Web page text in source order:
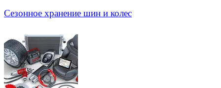
Сезонное хранение шин и колес